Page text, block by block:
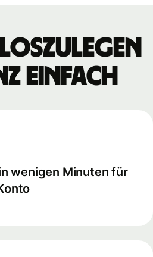
loszulegen
einfach
wenigen Minuten für